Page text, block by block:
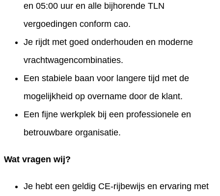
en 05:00 uur en alle bijhorende TLN
vergoedingen conform cao.
Je rijdt met goed onderhouden en moderne
vrachtwagencombinaties.
Een stabiele baan voor langere tijd met de
mogelijkheid op overname door de klant.
Een fijne werkplek bij een professionele en
betrouwbare organisatie.
Wat vragen wij?
Je hebt een geldig CE-rijbewijs en ervaring met